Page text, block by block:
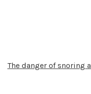
The danger of snoring